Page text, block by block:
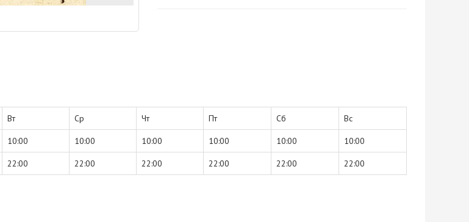
Вт Ср Чт Пт Сб Вс
10:00 10:00 10:00 10:00 10:00 10:00
22:00 22:00 22:00 22:00 22:00 22:00